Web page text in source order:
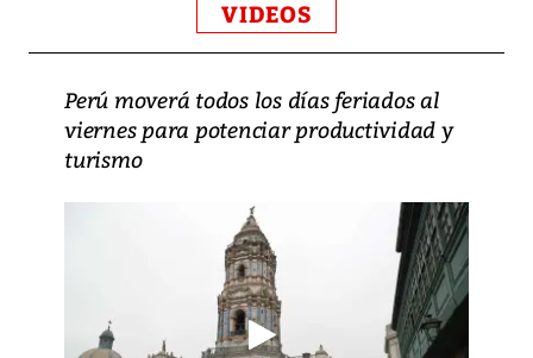
VIDEOS
Perú moverá todos los días feriados al
viernes para potenciar productividad y
turismo